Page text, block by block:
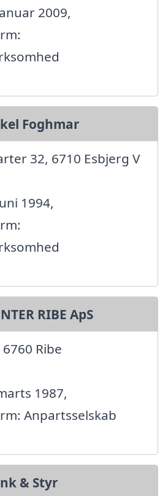
2009,
Foghmar
32, 6710 Esbjerg V
1994,
RIBE ApS
Ribe
1987,
Anpartsselskab
& Styr